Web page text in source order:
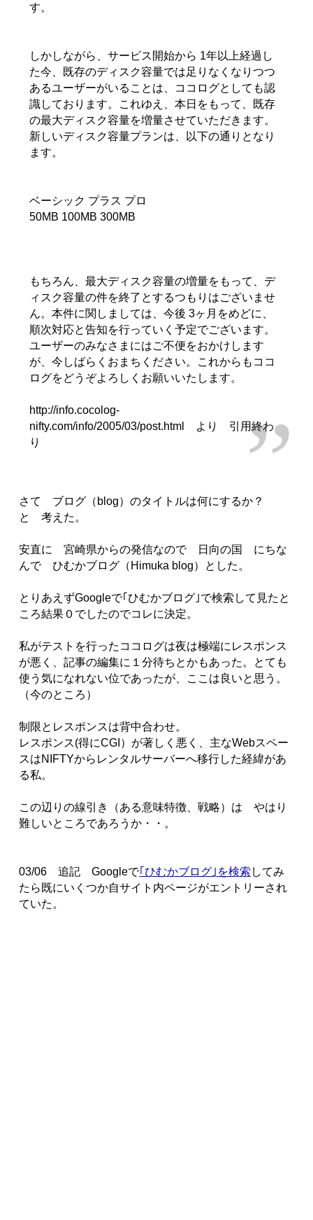
す。
しかしながら、サービス開始から 1年以上経過し
た今、既存のディスク容量では足りなくなりつつ
あるユーザーがいることは、ココログとしても認
識しております。これゆえ、本日をもって、既存
の最大ディスク容量を増量させていただきます。
新しいディスク容量プランは、以下の通りとなり
ます。
ベーシック プラス プロ
50MB 100MB 300MB
もちろん、最大ディスク容量の増量をもって、デ
ィスク容量の件を終了とするつもりはございませ
ん。本件に関しましては、今後 3ヶ月をめどに、
順次対応と告知を行っていく予定でございます。
ユーザーのみなさまにはご不便をおかけします
が、今しばらくおまちください。これからもココ
ログをどうぞよろしくお願いいたします。
http://info.cocolog-
nifty.com/info/2005/03/post.html より 引用終わ
り
さて ブログ（blog）のタイトルは何にするか？
と 考えた。
安直に 宮崎県からの発信なので 日向の国 にちな
んで ひむかブログ（Himuka blog）とした。
とりあえずGoogleで｢ひむかブログ｣で検索して見たと
ころ結果０でしたのでコレに決定。
私がテストを行ったココログは夜は極端にレスポンス
が悪く、記事の編集に１分待ちとかもあった。とても
使う気になれない位であったが、ここは良いと思う。
（今のところ）
制限とレスポンスは背中合わせ。
レスポンス(得にCGI）が著しく悪く、主なWebスペー
スはNIFTYからレンタルサーバーへ移行した経緯があ
る私。
この辺りの線引き（ある意味特徴、戦略）は やはり
難しいところであろうか・・。
03/06 追記 Googleで｢ひむかブログ｣を検索 してみ
たら既にいくつか自サイト内ページがエントリーされ
ていた。